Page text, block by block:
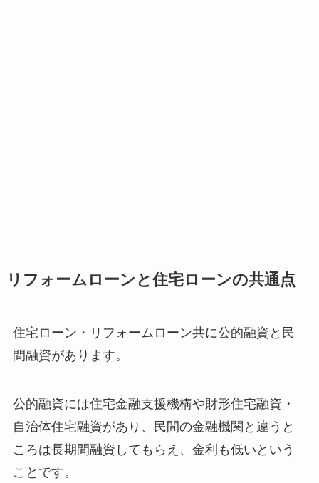
リフォームローンと住宅ローンの共通点
住宅ローン・リフォームローン共に公的融資と民
間融資があります。
公的融資には住宅金融支援機構や財形住宅融資・
自治体住宅融資があり、民間の金融機関と違うと
ころは長期間融資してもらえ、金利も低いという
ことです。